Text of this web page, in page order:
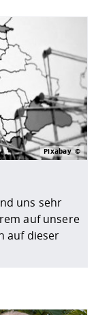
uns sehr
auf unsere
auf dieser
Pixabay